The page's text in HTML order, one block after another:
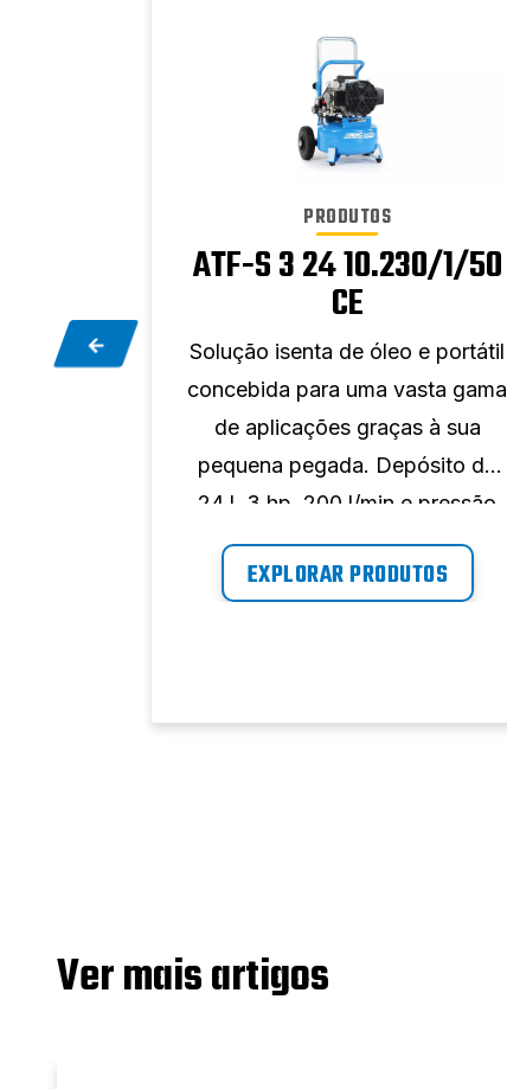
PRODUTOS
ATF-S 3 24 10.230/1/50
CE
Solução isenta de óleo e portátil
concebida para uma vasta gama
de aplicações graças à sua
pequena pegada. Depósito de
24 l, 3 hp, 200 l/min e pressão
máxima de 10 bar.
EXPLORAR PRODUTOS
Ver mais artigos